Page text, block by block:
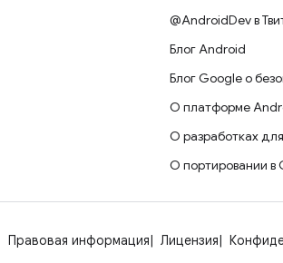
@AndroidDev в
Блог Android
Блог Google о
О платформе
О разработках
О портировании в
Правовая информация Лицензия